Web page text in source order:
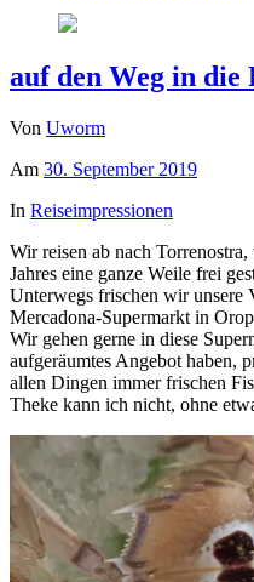
auf den Weg in die
Von Uworm
Am 30. September 2019
In Reiseimpressionen
Wir reisen ab nach
Jahres eine ganze Weile frei
Unterwegs frischen wir unsere
Mercadona-Supermarkt in
Wir gehen gerne in diese
aufgeräumtes Angebot haben,
allen Dingen immer frischen
Theke kann ich nicht, ohne